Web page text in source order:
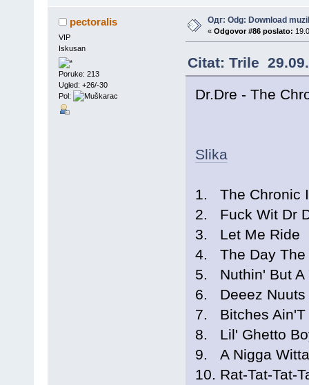
pectoralis
VIP
Iskusan
Poruke: 213
Ugled: +26/-30
Pol:
Одг: Odg: Download
« Odgovor #86 poslato:
Citat: Trile
Dr.Dre - The
Slika
1. The Chronic
2. Fuck Wit Dr
3. Let Me Ride
4. The Day The
5. Nuthin' But A
6. Deeez Nuuts
7. Bitches Ain'T
8. Lil' Ghetto
9. A Nigga
10. Rat-Tat-Tat-